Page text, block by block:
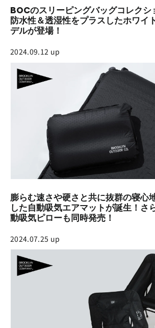
BOCのスリーピングバッグコレクシ
防水性＆透湿性をプラスしたホワイ
デルが登場！
2024.09.12 up
膨らむ速さや硬さと共に抜群の寝心
した自動吸気エアマットが誕生！さ
動吸気ピローも同時発売！
2024.07.25 up